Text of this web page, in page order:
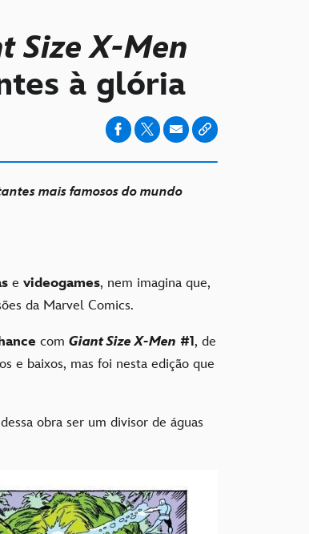
Size X-Men
à glória
mais famosos do mundo
e videogames, nem imagina que,
da Marvel Comics.
com Giant Size X-Men #1, de
e baixos, mas foi nesta edição que
obra ser um divisor de águas